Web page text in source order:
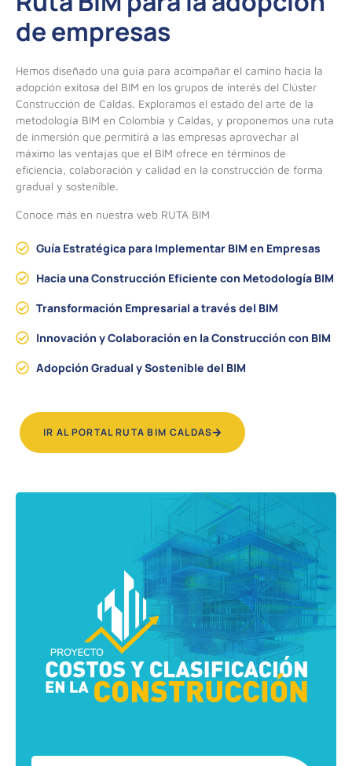
de empresas
Hemos diseñado una guía para acompañar el camino hacia la
adopción exitosa del BIM en los grupos de interés del Clúster
Construcción de Caldas. Exploramos el estado del arte de la
metodología BIM en Colombia y Caldas, y proponemos una ruta
de inmersión que permitirá a las empresas aprovechar al
máximo las ventajas que el BIM ofrece en términos de
eficiencia, colaboración y calidad en la construcción de forma
gradual y sostenible.
Conoce más en nuestra web RUTA BIM
Guía Estratégica para Implementar BIM en Empresas
Hacia una Construcción Eficiente con Metodología BIM
Transformación Empresarial a través del BIM
Innovación y Colaboración en la Construcción con BIM
Adopción Gradual y Sostenible del BIM
IR AL PORTAL RUTA BIM CALDAS